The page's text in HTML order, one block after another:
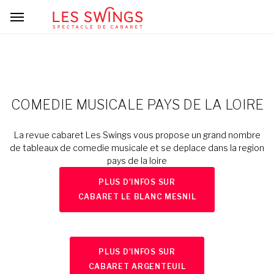
COMEDIE MUSICALE PAYS DE LA LOIRE
La revue cabaret Les Swings vous propose un grand nombre
de tableaux de comedie musicale et se deplace dans la region
pays de la loire
PLUS D'INFOS SUR
CABARET LE BLANC MESNIL
PLUS D'INFOS SUR
CABARET ARGENTEUIL